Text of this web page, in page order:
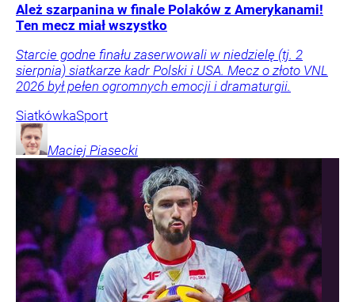
Ależ szarpanina w finale Polaków z Amerykanami!
Ten mecz miał wszystko
Starcie godne finału zaserwowali w niedzielę (tj. 2
sierpnia) siatkarze kadr Polski i USA. Mecz o złoto VNL
2026 był pełen ogromnych emocji i dramaturgii.
SiatkówkaSport
Maciej Piasecki